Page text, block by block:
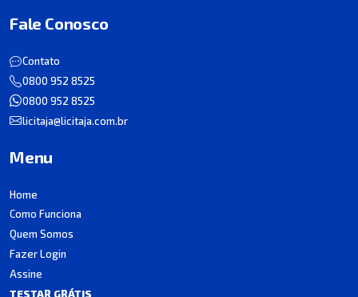
Fale Conosco
Contato
0800 952 8525
0800 952 8525
licitaja@licitaja.com.br
Menu
Home
Como Funciona
Quem Somos
Fazer Login
Assine
TESTAR GRÁTIS